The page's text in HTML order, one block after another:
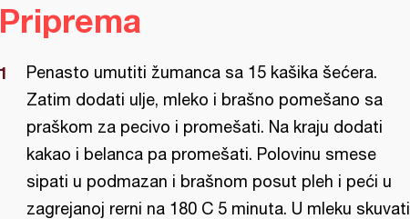
Priprema
Penasto umutiti žumanca sa 15 kašika šećera.
Zatim dodati ulje, mleko i brašno pomešano sa
praškom za pecivo i promešati. Na kraju dodati
kakao i belanca pa promešati. Polovinu smese
sipati u podmazan i brašnom posut pleh i peći u
zagrejanoj rerni na 180 C 5 minuta. U mleku skuvati